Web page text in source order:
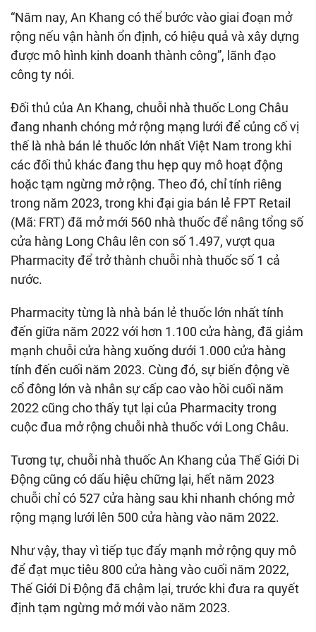
“Năm nay, An Khang có thể bước vào giai đoạn mở
rộng nếu vận hành ổn định, có hiệu quả và xây dựng
được mô hình kinh doanh thành công”, lãnh đạo
công ty nói.
Đối thủ của An Khang, chuỗi nhà thuốc Long Châu
đang nhanh chóng mở rộng mạng lưới để củng cố vị
thế là nhà bán lẻ thuốc lớn nhất Việt Nam trong khi
các đối thủ khác đang thu hẹp quy mô hoạt động
hoặc tạm ngừng mở rộng. Theo đó, chỉ tính riêng
trong năm 2023, trong khi đại gia bán lẻ FPT Retail
(Mã: FRT) đã mở mới 560 nhà thuốc để nâng tổng số
cửa hàng Long Châu lên con số 1.497, vượt qua
Pharmacity để trở thành chuỗi nhà thuốc số 1 cả
nước.
Pharmacity từng là nhà bán lẻ thuốc lớn nhất tính
đến giữa năm 2022 với hơn 1.100 cửa hàng, đã giảm
mạnh chuỗi cửa hàng xuống dưới 1.000 cửa hàng
tính đến cuối năm 2023. Cùng đó, sự biến động về
cổ đông lớn và nhân sự cấp cao vào hồi cuối năm
2022 cũng cho thấy tụt lại của Pharmacity trong
cuộc đua mở rộng chuỗi nhà thuốc với Long Châu.
Tương tự, chuỗi nhà thuốc An Khang của Thế Giới Di
Động cũng có dấu hiệu chững lại, hết năm 2023
chuỗi chỉ có 527 cửa hàng sau khi nhanh chóng mở
rộng mạng lưới lên 500 cửa hàng vào năm 2022.
Như vậy, thay vì tiếp tục đẩy mạnh mở rộng quy mô
để đạt mục tiêu 800 cửa hàng vào cuối năm 2022,
Thế Giới Di Động đã chậm lại, trước khi đưa ra quyết
định tạm ngừng mở mới vào năm 2023.